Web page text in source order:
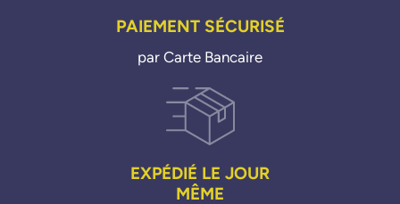
PAIEMENT SÉCURISÉ
par Carte Bancaire
EXPÉDIÉ LE JOUR
MÊME